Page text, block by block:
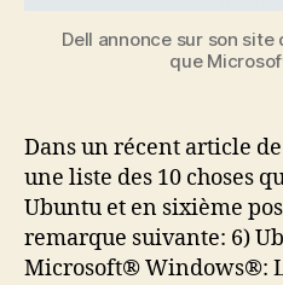
Dell annonce sur son
que
Dans un récent article
une liste des 10 choses
Ubuntu et en sixième
remarque suivante: 6)
Microsoft® Windows®: